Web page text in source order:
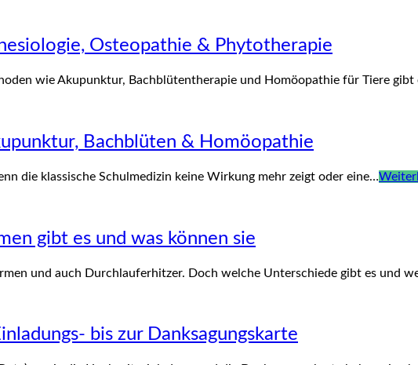
Osteopathie & Phytotherapie
wie Akupunktur, Bachblütentherapie und Homöopathie für Tiere gibt
Bachblüten & Homöopathie
die klassische Schulmedizin keine Wirkung mehr zeigt oder eine…
gibt es und was können sie
und auch Durchlauferhitzer. Doch welche Unterschiede gibt es und
bis zur Danksagungskarte